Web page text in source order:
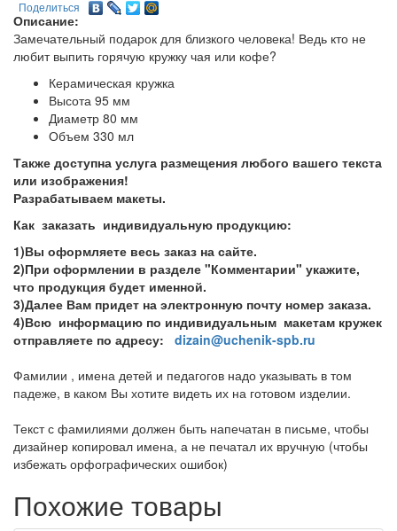
Поделиться
Описание:
Замечательный подарок для близкого человека! Ведь кто не
любит выпить горячую кружку чая или кофе?
Керамическая кружка
Высота 95 мм
Диаметр 80 мм
Объем 330 мл
Также доступна услуга размещения любого вашего текста
или изображения!
Разрабатываем макеты.
Как заказать индивидуальную продукцию:
1)Вы оформляете весь заказ на сайте.
2)При оформлении в разделе "Комментарии" укажите,
что продукция будет именной.
3)Далее Вам придет на электронную почту номер заказа.
4)Всю информацию по индивидуальным макетам кружек
отправляете по адресу: dizain@uchenik-spb.ru
Фамилии , имена детей и педагогов надо указывать в том
падеже, в каком Вы хотите видеть их на готовом изделии.
Текст с фамилиями должен быть напечатан в письме, чтобы
дизайнер копировал имена, а не печатал их вручную (чтобы
избежать орфографических ошибок)
Похожие товары